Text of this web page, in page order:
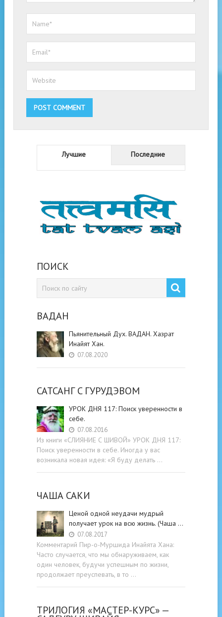
Лучшие Последние
ПОИСК
ВАДАН
Пьянительный Дух. ВАДАН. Хазрат
Инайят Хан.
07.08.2020
САТСАНГ C ГУРУДЭВОМ
УРОК ДНЯ 117: Поиск уверенности в
себе.
07.08.2016
Из книги «СЛИЯНИЕ С ШИВОЙ» УРОК ДНЯ 117:
Поиск уверенности в себе. Иногда у вас
возникала новая идея: «Я буду делать …
ЧАША САКИ
Ценой одной неудачи мудрый
получает урок на всю жизнь. (Чаша …
07.08.2017
Комментарий Пир-о-Муршида Инайята Хана:
Часто случается, что мы обнаруживаем, как
один человек, будучи успешным по жизни,
продолжает преуспевать, в то …
ТРИЛОГИЯ «МАСТЕР-КУРС» —